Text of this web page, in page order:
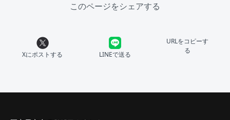
このページをシェアする
Xにポストする LINEで送る
URLをコピーす
る